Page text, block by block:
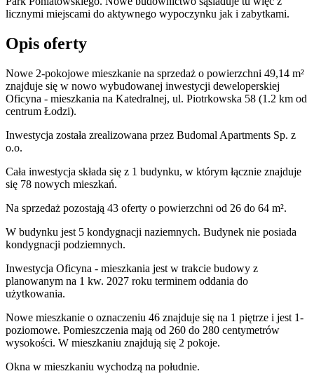
licznymi miejscami do aktywnego wypoczynku jak i zabytkami.
Opis oferty
Nowe 2-pokojowe mieszkanie na sprzedaż o powierzchni 49,14 m²
znajduje się w nowo wybudowanej inwestycji deweloperskiej
Oficyna - mieszkania na Katedralnej, ul. Piotrkowska 58 (1.2 km od
centrum Łodzi).
Inwestycja została zrealizowana przez Budomal Apartments Sp. z
o.o.
Cała inwestycja składa się z 1 budynku, w którym łącznie znajduje
się 78 nowych mieszkań.
Na sprzedaż pozostają 43 oferty o powierzchni od 26 do 64 m².
W budynku jest 5 kondygnacji naziemnych. Budynek nie posiada
kondygnacji podziemnych.
Inwestycja Oficyna - mieszkania jest w trakcie budowy z
planowanym na 1 kw. 2027 roku terminem oddania do
użytkowania.
Nowe mieszkanie o oznaczeniu 46 znajduje się na 1 piętrze i jest 1-
poziomowe. Pomieszczenia mają od 260 do 280 centymetrów
wysokości. W mieszkaniu znajdują się 2 pokoje.
Okna w mieszkaniu wychodzą na południe.